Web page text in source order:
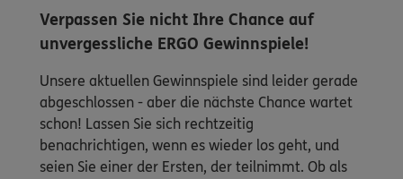
Verpassen Sie nicht Ihre Chance auf
unvergessliche ERGO Gewinnspiele!
Unsere aktuellen Gewinnspiele sind leider gerade
abgeschlossen - aber die nächste Chance wartet
schon! Lassen Sie sich rechtzeitig
benachrichtigen, wenn es wieder los geht, und
seien Sie einer der Ersten, der teilnimmt. Ob als